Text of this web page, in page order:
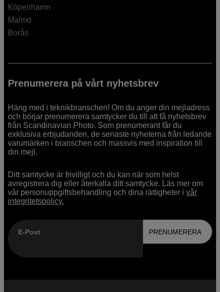
Köpenhamn
Malmö
Borås
Prenumerera på vårt nyhetsbrev
Häng med i teknikbranschen! Om du anger din mejladress
och börjar prenumerera samtycker du till att få nyhetsbrev
från Scandinavian Photo. Som prenumerant får du
exklusiva erbjudanden, de senaste nyheterna från ledande
varumärken i branschen och massvis med inspiration till
din mejl.
Ditt samtycke är frivilligt och du kan när som helst
avregistrera dig eller återkalla ditt samtycke. Läs mer om
vår personuppgiftsbehandling och dina rättigheter ivår
integritetspolicy.
E-Post PRENUMERERA